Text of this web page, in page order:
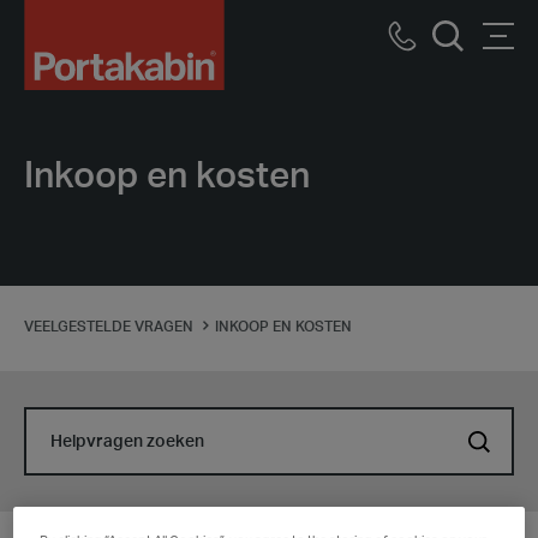
Call
Inkoop en kosten
VEELGESTELDE VRAGEN INKOOP EN KOSTEN
zoeken
zoeken